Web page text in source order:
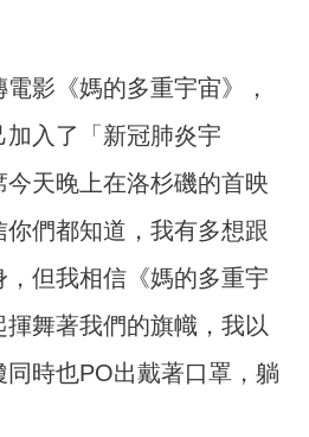
影《媽的多重宇宙》，
入了「新冠肺炎宇
天晚上在洛杉磯的首映
們都知道，我有多想跟
但我相信《媽的多重宇
舞著我們的旗幟，我以
時也PO出戴著口罩，躺